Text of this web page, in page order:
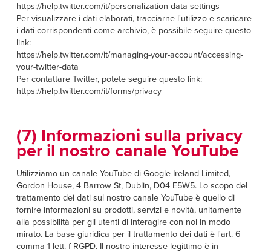
https://help.twitter.com/it/personalization-data-settings
Per visualizzare i dati elaborati, tracciarne l'utilizzo e scaricare
i dati corrispondenti come archivio, è possibile seguire questo
link:
https://help.twitter.com/it/managing-your-account/accessing-
your-twitter-data
Per contattare Twitter, potete seguire questo link:
https://help.twitter.com/it/forms/privacy
(7) Informazioni sulla privacy
per il nostro canale YouTube
Utilizziamo un canale YouTube di Google Ireland Limited,
Gordon House, 4 Barrow St, Dublin, D04 E5W5. Lo scopo del
trattamento dei dati sul nostro canale YouTube è quello di
fornire informazioni su prodotti, servizi e novità, unitamente
alla possibilità per gli utenti di interagire con noi in modo
mirato. La base giuridica per il trattamento dei dati è l'art. 6
comma 1 lett. f RGPD. Il nostro interesse legittimo è in